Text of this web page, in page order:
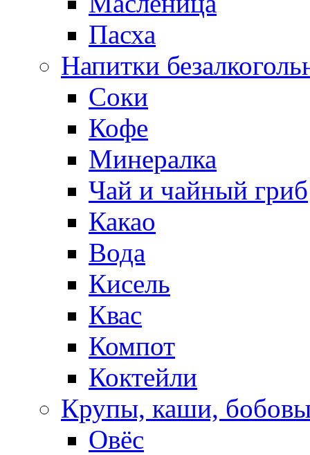
Пасха
Напитки
Соки
Кофе
Минералка
Чай и чайный гриб
Какао
Вода
Кисель
Квас
Компот
Коктейли
Крупы, каши,
Овёс